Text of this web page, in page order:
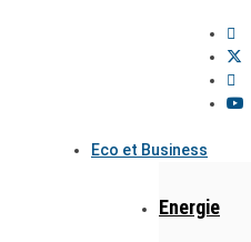
Eco et Business
Energie